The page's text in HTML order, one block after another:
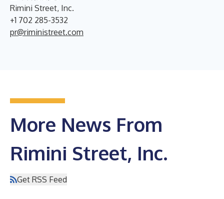
Rimini Street, Inc.
+1 702 285-3532
pr@riministreet.com
More News From
Rimini Street, Inc.
Get RSS Feed